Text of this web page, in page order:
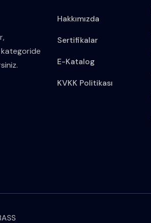
Hakkımızda
Sertifikalar
E-Katalog
KVKK Politikası